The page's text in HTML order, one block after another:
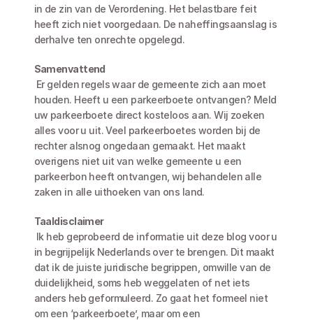
in de zin van de Verordening. Het belastbare feit
heeft zich niet voorgedaan. De naheffingsaanslag is
derhalve ten onrechte opgelegd.
Samenvattend
houden. Heeft u een parkeerboete ontvangen? Meld
uw parkeerboete direct kosteloos aan. Wij zoeken
alles voor u uit. Veel parkeerboetes worden bij de
rechter alsnog ongedaan gemaakt. Het maakt
overigens niet uit van welke gemeente u een
parkeerbon heeft ontvangen, wij behandelen alle
zaken in alle uithoeken van ons land.
Taaldisclaimer
in begrijpelijk Nederlands over te brengen. Dit maakt
dat ik de juiste juridische begrippen, omwille van de
duidelijkheid, soms heb weggelaten of net iets
anders heb geformuleerd. Zo gaat het formeel niet
om een ‘parkeerboete’, maar om een